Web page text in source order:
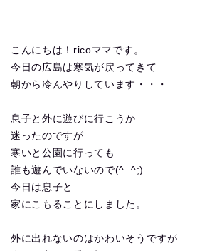
こんにちは！ricoママです。
今日の広島は寒気が戻ってきて
朝から冷んやりしています・・・
息子と外に遊びに行こうか
迷ったのですが
寒いと公園に行っても
誰も遊んでいないので(^_^;)
今日は息子と
家にこもることにしました。
外に出れないのはかわいそうですが